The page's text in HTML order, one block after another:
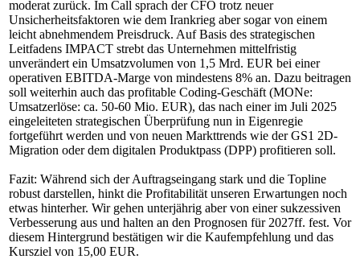
moderat zurück. Im Call sprach der CFO trotz neuer
Unsicherheitsfaktoren wie dem Irankrieg aber sogar von einem
leicht abnehmendem Preisdruck. Auf Basis des strategischen
Leitfadens IMPACT strebt das Unternehmen mittelfristig
unverändert ein Umsatzvolumen von 1,5 Mrd. EUR bei einer
operativen EBITDA-Marge von mindestens 8% an. Dazu beitragen
soll weiterhin auch das profitable Coding-Geschäft (MONe:
Umsatzerlöse: ca. 50-60 Mio. EUR), das nach einer im Juli 2025
eingeleiteten strategischen Überprüfung nun in Eigenregie
fortgeführt werden und von neuen Markttrends wie der GS1 2D-
Migration oder dem digitalen Produktpass (DPP) profitieren soll.
Fazit: Während sich der Auftragseingang stark und die Topline
robust darstellen, hinkt die Profitabilität unseren Erwartungen noch
etwas hinterher. Wir gehen unterjährig aber von einer sukzessiven
Verbesserung aus und halten an den Prognosen für 2027ff. fest. Vor
diesem Hintergrund bestätigen wir die Kaufempfehlung und das
Kursziel von 15,00 EUR.